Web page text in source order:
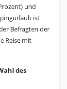
und
ist
Befragten der
Reise mit
des